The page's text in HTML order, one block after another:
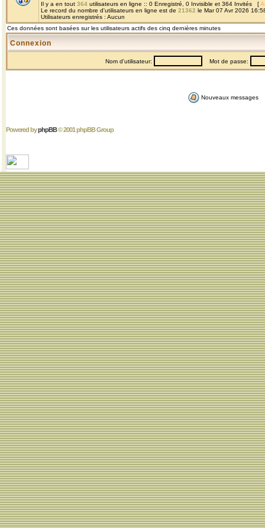
Il y a en tout 364 utilisateurs en ligne :: 0 Enregistré, 0 Invisible et 364 Invités [
Le record du nombre d'utilisateurs en ligne est de 21362 le Mar 07 Avr 2026
Utilisateurs enregistrés : Aucun
Ces données sont basées sur les utilisateurs actifs des cinq dernières minutes
Connexion
Nom d'utilisateur: Mot de passe:
Nouveaux messages
Powered byphpBB© 2001 phpBB Group